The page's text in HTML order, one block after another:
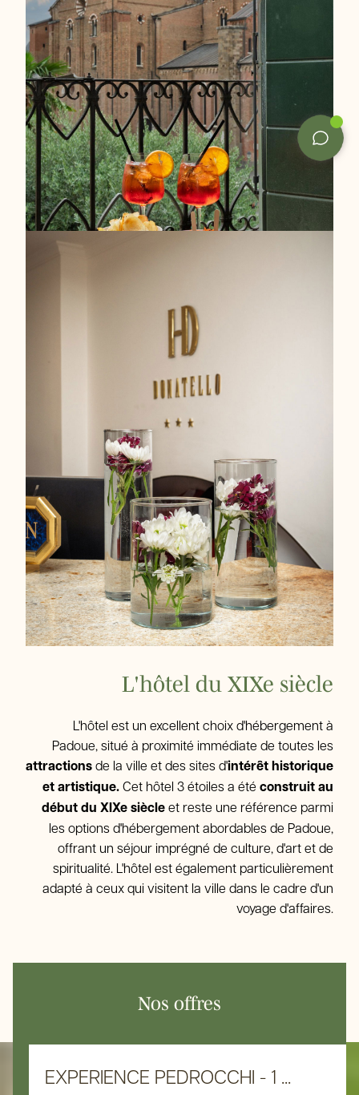
L'hôtel du XIXe siècle
L'hôtel est un excellent choix d'hébergement à
Padoue, situé à proximité immédiate de toutes les
attractionsde la ville et des sites d'intérêt historique
et artistique.Cet hôtel 3 étoiles a été construit au
début du XIXe siècleet reste une référence parmi
les options d'hébergement abordables de Padoue,
offrant un séjour imprégné de culture, d'art et de
spiritualité. L'hôtel est également particulièrement
adapté à ceux qui visitent la ville dans le cadre d'un
voyage d'affaires.
Nos offres
EXPERIENCE PEDROCCHI - 1 ...